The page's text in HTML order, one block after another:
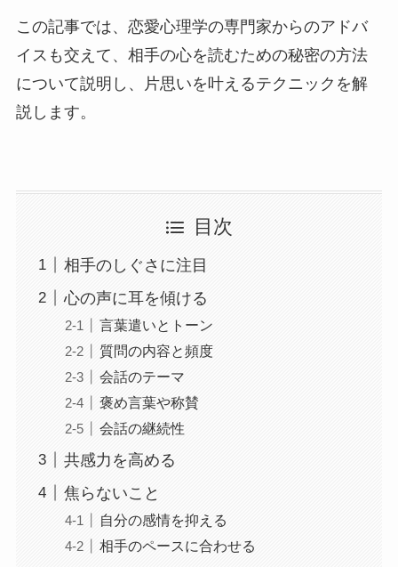
この記事では、恋愛心理学の専門家からのアドバ
イスも交えて、相手の心を読むための秘密の方法
について説明し、片思いを叶えるテクニックを解
説します。
目次
相手のしぐさに注目
心の声に耳を傾ける
言葉遣いとトーン
質問の内容と頻度
会話のテーマ
褒め言葉や称賛
会話の継続性
共感力を高める
焦らないこと
自分の感情を抑える
相手のペースに合わせる